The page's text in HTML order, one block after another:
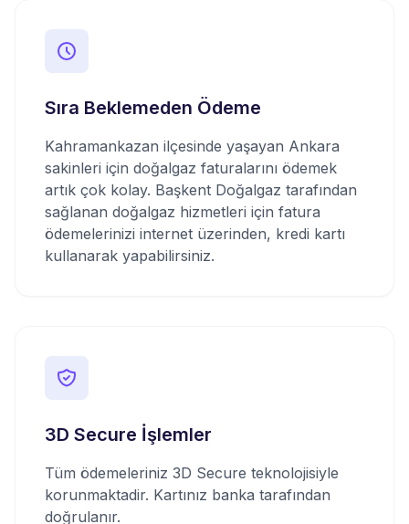
Sıra Beklemeden Ödeme
Kahramankazan ilçesinde yaşayan Ankara
sakinleri için doğalgaz faturalarını ödemek
artık çok kolay. Başkent Doğalgaz tarafından
sağlanan doğalgaz hizmetleri için fatura
ödemelerinizi internet üzerinden, kredi kartı
kullanarak yapabilirsiniz.
3D Secure İşlemler
Tüm ödemeleriniz 3D Secure teknolojisiyle
korunmaktadir. Kartınız banka tarafından
doğrulanır.